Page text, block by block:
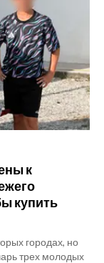
к
купить
городах, но
трех молодых